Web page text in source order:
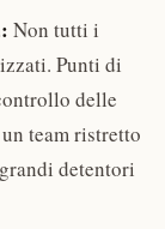
Non tutti i
Punti di
delle
team ristretto
detentori